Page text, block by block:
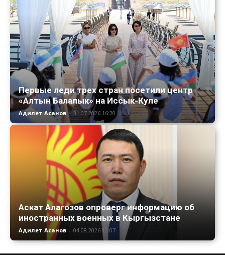
Первые леди трех стран посетили центр
«Алтын Балалык» на Иссык-Куле
Адилет Асанов - 31.07.2026 16:20
Аскат Алагозов опроверг информацию об
иностранных военных в Кыргызстане
Адилет Асанов - 04.08.2026 13:07